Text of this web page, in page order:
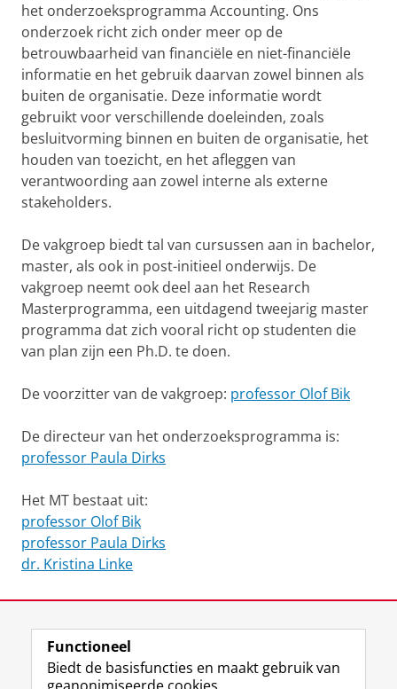
het onderzoeksprogramma Accounting. Ons
onderzoek richt zich onder meer op de
betrouwbaarheid van financiële en niet-financiële
informatie en het gebruik daarvan zowel binnen als
buiten de organisatie. Deze informatie wordt
gebruikt voor verschillende doeleinden, zoals
besluitvorming binnen en buiten de organisatie, het
houden van toezicht, en het afleggen van
verantwoording aan zowel interne als externe
stakeholders.
De vakgroep biedt tal van cursussen aan in bachelor,
master, als ook in post-initieel onderwijs. De
vakgroep neemt ook deel aan het Research
Masterprogramma, een uitdagend tweejarig master
programma dat zich vooral richt op studenten die
van plan zijn een Ph.D. te doen.
De voorzitter van de vakgroep: professor Olof Bik
De directeur van het onderzoeksprogramma is:
professor Paula Dirks
Het MT bestaat uit:
professor Olof Bik
professor Paula Dirks
dr. Kristina Linke
View this page in:English
Functioneel
Biedt de basisfuncties en maakt gebruik van